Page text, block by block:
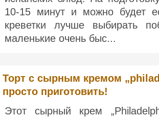
10-15 минут и можно будет
креветки лучше выбирать
маленькие очень быс...
Торт с сырным кремом
просто приготовить!
Этот сырный крем